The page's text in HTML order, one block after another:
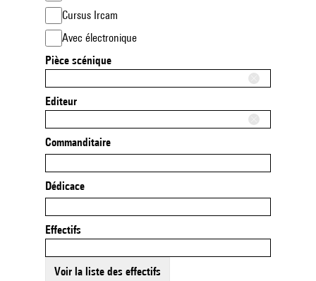
Cursus Ircam
Avec électronique
Pièce scénique
Editeur
Commanditaire
Dédicace
Effectifs
Voir la liste des effectifs